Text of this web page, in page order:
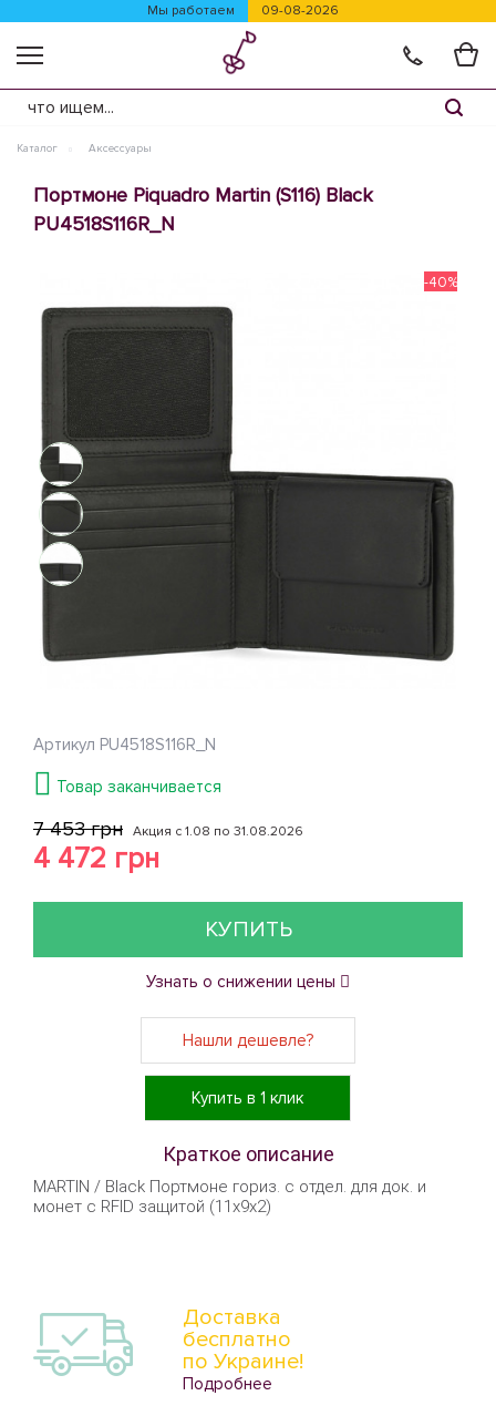
Мы работаем 09-08-2026
Каталог Аксессуары
Портмоне Piquadro Martin (S116) Black
PU4518S116R_N
-40%
Артикул PU4518S116R_N
Товар заканчивается
7 453 грн Акция с 1.08 по 31.08.2026
4 472 грн
КУПИТЬ
Узнать о снижении цены
Нашли дешевле?
Купить в 1 клик
Краткое описание
MARTIN / Black Портмоне гориз. с отдел. для док. и
монет с RFID защитой (11x9x2)
Доставка
бесплатно
по Украине!
Подробнее